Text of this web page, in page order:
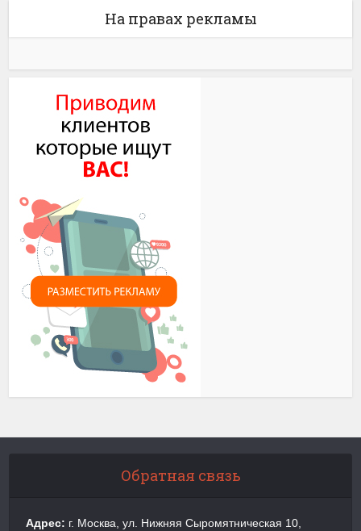
На правах рекламы
Обратная связь
Адрес: г. Москва, ул. Нижняя Сыромятническая 10,